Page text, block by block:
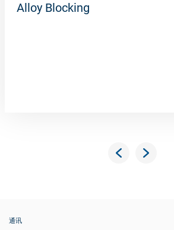
Alloy Blocking
通讯